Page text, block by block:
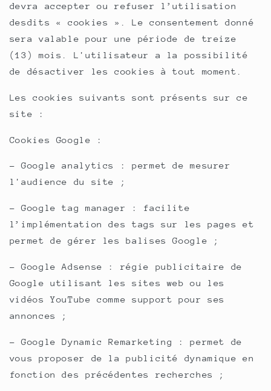
devra accepter ou refuser l’utilisation
desdits « cookies ». Le consentement donné
sera valable pour une période de treize
(13) mois. L'utilisateur a la possibilité
de désactiver les cookies à tout moment.
Les cookies suivants sont présents sur ce
site :
Cookies Google :
- Google analytics : permet de mesurer
l'audience du site ;
- Google tag manager : facilite
l’implémentation des tags sur les pages et
permet de gérer les balises Google ;
- Google Adsense : régie publicitaire de
Google utilisant les sites web ou les
vidéos YouTube comme support pour ses
annonces ;
- Google Dynamic Remarketing : permet de
vous proposer de la publicité dynamique en
fonction des précédentes recherches ;